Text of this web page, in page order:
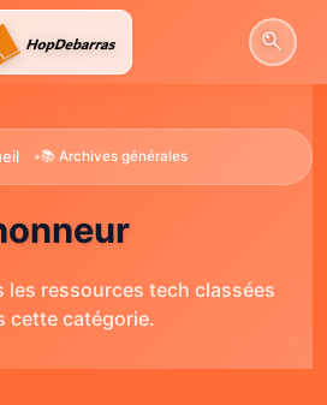
•📚 Archives générales
les ressources tech classées
cette catégorie.